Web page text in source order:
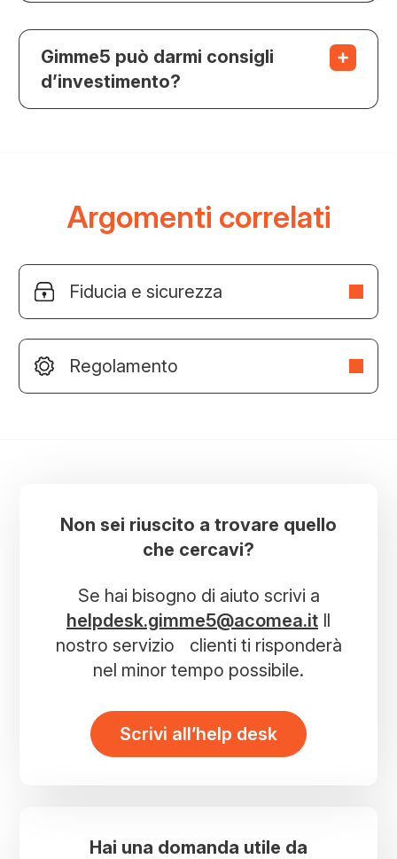
Gimme5 può darmi consigli
d’investimento?
Argomenti correlati
Fiducia e sicurezza
Regolamento
Non sei riuscito a trovare quello
che cercavi?
Se hai bisogno di aiuto scrivi a
helpdesk.gimme5@acomea.it Il
nostro servizio clienti ti risponderà
nel minor tempo possibile.
Scrivi all’help desk
Hai una domanda utile da